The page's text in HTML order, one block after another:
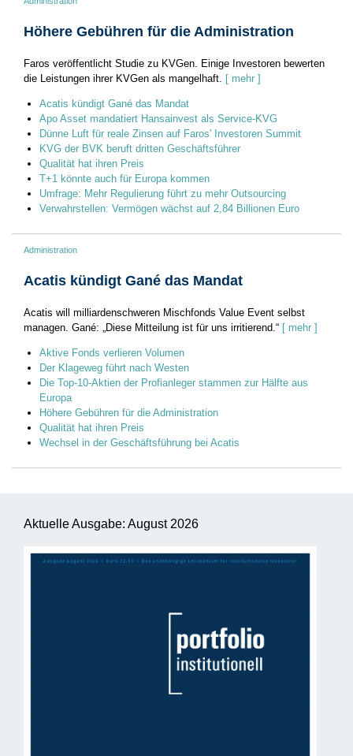
Höhere Gebühren für die Administration
Faros veröffentlicht Studie zu KVGen. Einige Investoren bewerten
die Leistungen ihrer KVGen als mangelhaft. [ mehr ]
Acatis kündigt Gané das Mandat
Apo Asset mandatiert Hansainvest als Service-KVG
Dünne Luft für reale Zinsen auf Faros' Investoren Summit
KVG der BVK beruft dritten Geschäftsführer
Qualität hat ihren Preis
T+1 könnte auch für Europa kommen
Umfrage: Mehr Regulierung führt zu mehr Outsourcing
Verwahrstellen: Vermögen wächst auf 2,84 Billionen Euro
Administration
Acatis kündigt Gané das Mandat
Acatis will milliardenschweren Mischfonds Value Event selbst
managen. Gané: „Diese Mitteilung ist für uns irritierend.“ [ mehr ]
Aktive Fonds verlieren Volumen
Der Klageweg führt nach Westen
Die Top-10-Aktien der Profianleger stammen zur Hälfte aus
Europa
Höhere Gebühren für die Administration
Qualität hat ihren Preis
Wechsel in der Geschäftsführung bei Acatis
Aktuelle Ausgabe: August 2026